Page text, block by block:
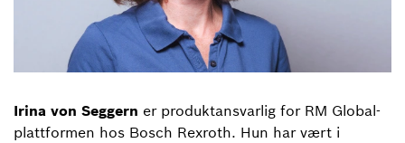
Irina von Seggern er produktansvarlig for RM Global-
plattformen hos Bosch Rexroth. Hun har vært i